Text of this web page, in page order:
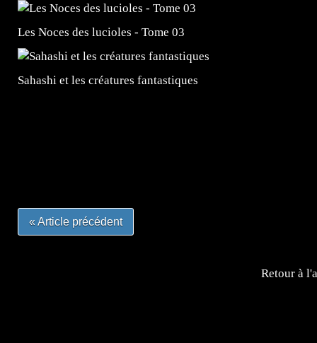
Les Noces des lucioles - Tome 03
Sahashi et les créatures fantastiques
« Article précédent
Retour à